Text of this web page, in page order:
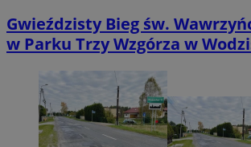
Gwieździsty Bieg św.
w Parku Trzy Wzgórza w